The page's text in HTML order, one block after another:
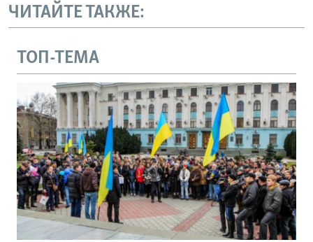
ЧИТАЙТЕ ТАКЖЕ:
ТОП-ТЕМА